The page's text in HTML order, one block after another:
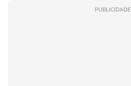
PUBLICIDADE